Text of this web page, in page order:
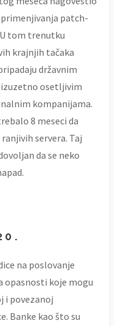
patch-
tom trenutku
krajnjih tačaka
državnim
osetljivim
kompanijama.
8 meseci da
servera. Taj
da se neko
na poslovanje
opasnosti koje mogu
i povezanoj
Banke kao što su